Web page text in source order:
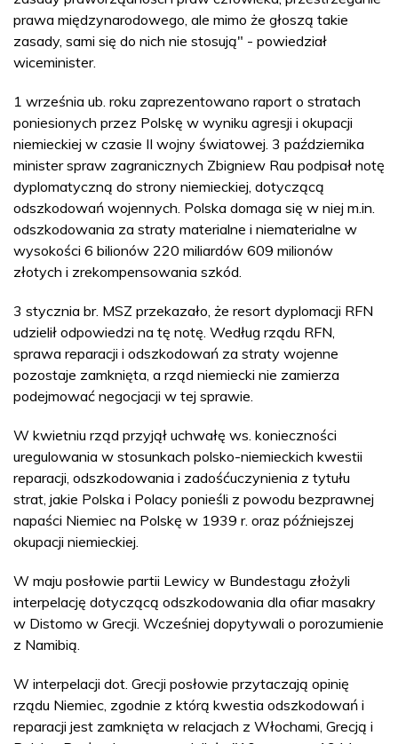
prawa międzynarodowego, ale mimo że głoszą takie
zasady, sami się do nich nie stosują" - powiedział
wiceminister.
1 września ub. roku zaprezentowano raport o stratach
poniesionych przez Polskę w wyniku agresji i okupacji
niemieckiej w czasie II wojny światowej. 3 października
minister spraw zagranicznych Zbigniew Rau podpisał notę
dyplomatyczną do strony niemieckiej, dotyczącą
odszkodowań wojennych. Polska domaga się w niej m.in.
odszkodowania za straty materialne i niematerialne w
wysokości 6 bilionów 220 miliardów 609 milionów
złotych i zrekompensowania szkód.
3 stycznia br. MSZ przekazało, że resort dyplomacji RFN
udzielił odpowiedzi na tę notę. Według rządu RFN,
sprawa reparacji i odszkodowań za straty wojenne
pozostaje zamknięta, a rząd niemiecki nie zamierza
podejmować negocjacji w tej sprawie.
W kwietniu rząd przyjął uchwałę ws. konieczności
uregulowania w stosunkach polsko-niemieckich kwestii
reparacji, odszkodowania i zadośćuczynienia z tytułu
strat, jakie Polska i Polacy ponieśli z powodu bezprawnej
napaści Niemiec na Polskę w 1939 r. oraz późniejszej
okupacji niemieckiej.
W maju posłowie partii Lewicy w Bundestagu złożyli
interpelację dotyczącą odszkodowania dla ofiar masakry
w Distomo w Grecji. Wcześniej dopytywali o porozumienie
z Namibią.
W interpelacji dot. Grecji posłowie przytaczają opinię
rządu Niemiec, zgodnie z którą kwestia odszkodowań i
reparacji jest zamknięta w relacjach z Włochami, Grecją i